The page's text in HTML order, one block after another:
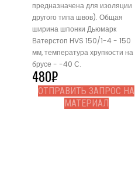
предназначена для изоляции
другого типа швов). Общая
ширина шпонки Дьюмарк
Ватерстоп HVS 150/1-4 - 150
мм, температура хрупкости на
брусе - -40 С.
480₽
ОТПРАВИТЬ ЗАПРОС НА
МАТЕРИАЛ